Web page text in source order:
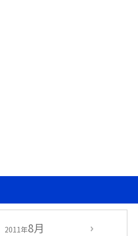
2011年8月